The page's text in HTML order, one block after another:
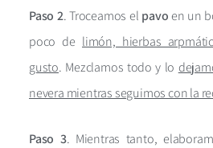
Paso 2.Troceamos el pavoen un
poco de limón, hierbas
gusto. Mezclamos todo y lo
nevera mientras seguimos con la
Paso 3. Mientras tanto,